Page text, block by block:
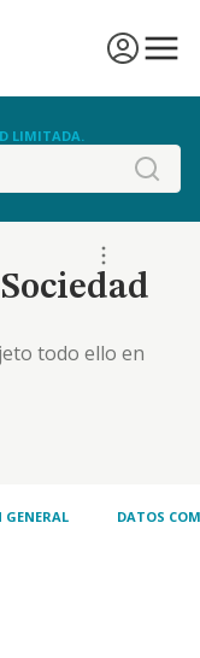
LIMITADA.
todo ello en
las
de
de procesos
de
electrónicos, de
DATOS